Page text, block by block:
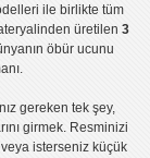
ile birlikte tüm
üretilen 3
öbür ucunu
gereken tek şey,
girmek. Resminizi
isterseniz küçük